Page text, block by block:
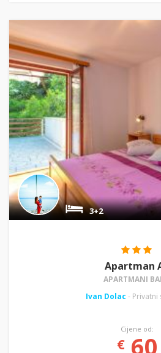
3+2
Apartman
APARTMANI
Ivan Dolac - Privatni
Cijene od:
€60